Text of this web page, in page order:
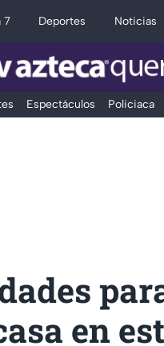
7 Deportes Noticias
Espectáculos Policiaca
en